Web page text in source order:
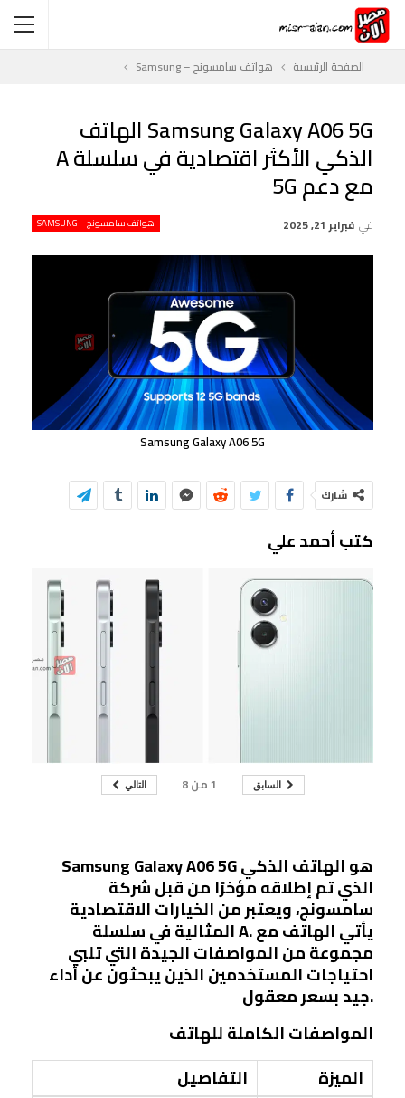
الصفحة الرئيسية هواتف سامسونج – Samsung
Samsung Galaxy A06 5G الهاتف
الذكي الأكثر اقتصادية في سلسلة A
مع دعم 5G
هواتف سامسونج – SAMSUNG في فبراير 21, 2025
Samsung Galaxy A06 5G
شارك
كتب أحمد علي
السابق 1 من8 التالي
Samsung Galaxy A06 5G هو الهاتف الذكي
الذي تم إطلاقه مؤخرًا من قبل شركة
سامسونج، ويعتبر من الخيارات الاقتصادية
المثالية في سلسلة A. يأتي الهاتف مع
مجموعة من المواصفات الجيدة التي تلبي
احتياجات المستخدمين الذين يبحثون عن أداء
جيد بسعر معقول.
المواصفات الكاملة للهاتف
الميزة
التفاصيل